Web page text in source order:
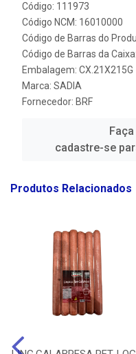
Código: 111973
Código NCM: 16010000
Código de Barras do
Código de Barras da
Embalagem: CX.21X215G
Marca: SADIA
Fornecedor: BRF
cadastre-se
Produtos Relacionados